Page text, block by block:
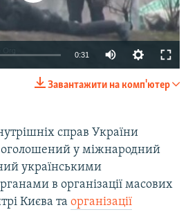
0:31
Завантажити на комп'ютер
справ України
оголошений у міжнародний
українськими
в організації масових
Києва та організації